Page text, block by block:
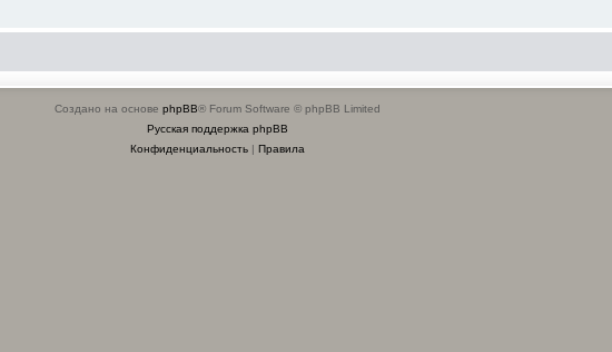
Создано на основе phpBB® Forum Software © phpBB Limited
Русская поддержка phpBB
Конфиденциальность| Правила